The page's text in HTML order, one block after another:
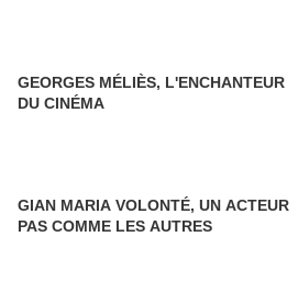
GEORGES MÉLIÈS, L'ENCHANTEUR
DU CINÉMA
GIAN MARIA VOLONTÉ, UN ACTEUR
PAS COMME LES AUTRES